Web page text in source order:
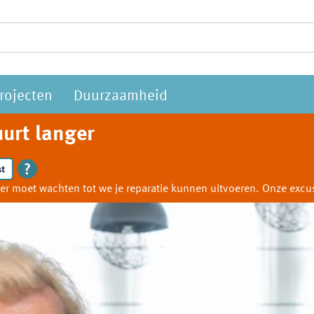
Duurzaamheid
langer
moet wachten tot we je reparatie kunnen uitvoeren. Onze